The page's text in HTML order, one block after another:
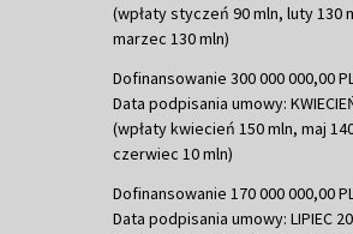
(wpłaty styczeń 90 mln, luty 130
marzec 130 mln)
Dofinansowanie 300 000 000,00
Data podpisania umowy:
(wpłaty kwiecień 150 mln, maj
czerwiec 10 mln)
Dofinansowanie 170 000 000,00
Data podpisania umowy: LIPIEC